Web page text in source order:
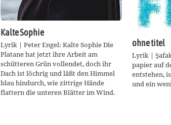
Kalte Sophie
Lyrik | Peter Engel: Kalte Sophie Die
Platane hat jetzt ihre Arbeit am
schütteren Grün vollendet, doch ihr
Dach ist löchrig und läßt den Himmel
blau hindurch, wie zittrige Hände
flattern die unteren Blätter im Wind.
ohne titel
Lyrik |
papier auf
entstehen,
und ein